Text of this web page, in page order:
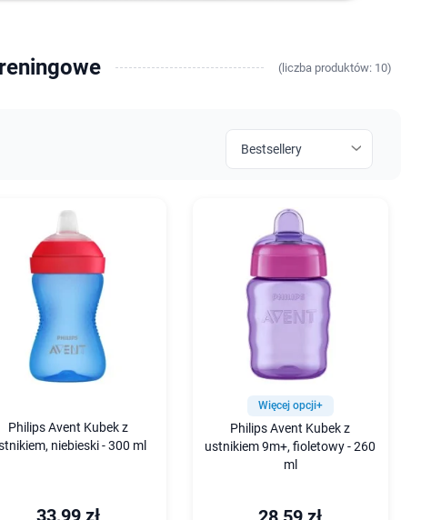
( liczba produktów: 10)
Philips Avent Kubek z
niebieski - 300 ml
33,99 zł
Więcej opcji+
Philips Avent Kubek z
ustnikiem 9m+, fioletowy - 260
ml